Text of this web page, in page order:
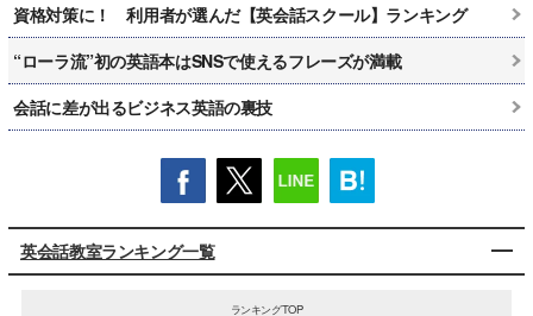
資格対策に！ 利用者が選んだ【英会話スクール】ランキング
“ローラ流”初の英語本はSNSで使えるフレーズが満載
会話に差が出るビジネス英語の裏技
英会話教室ランキング一覧
ランキングTOP